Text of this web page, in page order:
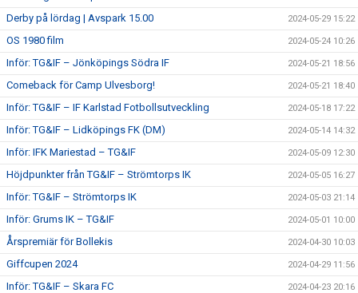
Derby på lördag | Avspark 15.00 2024-05-29 15:22
OS 1980 film 2024-05-24 10:26
Inför: TG&IF – Jönköpings Södra IF 2024-05-21 18:56
Comeback för Camp Ulvesborg! 2024-05-21 18:40
Inför: TG&IF – IF Karlstad Fotbollsutveckling 2024-05-18 17:22
Inför: TG&IF – Lidköpings FK (DM) 2024-05-14 14:32
Inför: IFK Mariestad – TG&IF 2024-05-09 12:30
Höjdpunkter från TG&IF – Strömtorps IK 2024-05-05 16:27
Inför: TG&IF – Strömtorps IK 2024-05-03 21:14
Inför: Grums IK – TG&IF 2024-05-01 10:00
Årspremiär för Bollekis 2024-04-30 10:03
Giffcupen 2024 2024-04-29 11:56
Inför: TG&IF – Skara FC 2024-04-23 20:16